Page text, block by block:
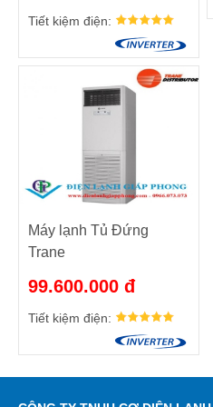
Tiết kiệm điện:
Máy lạnh Tủ Đứng
Trane
99.600.000 đ
Tiết kiệm điện: